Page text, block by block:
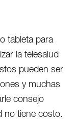
tableta para
la telesalud
pueden ser
y muchas
consejo
no tiene costo.